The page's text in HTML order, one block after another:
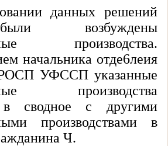
данных решений
возбуждены
производства.
начальника отде6леия
РОСП УФССП указанные
производства
в сводное с другими
производствами в
Ч.